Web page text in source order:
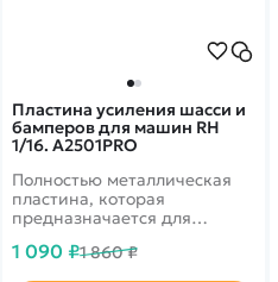
Пластина усиления шасси и
бамперов для машин RH
1/16. A2501PRO
Полностью металлическая
пластина, которая
предназначается для
бамперов машин Remo
1 090 ₽1 860 ₽